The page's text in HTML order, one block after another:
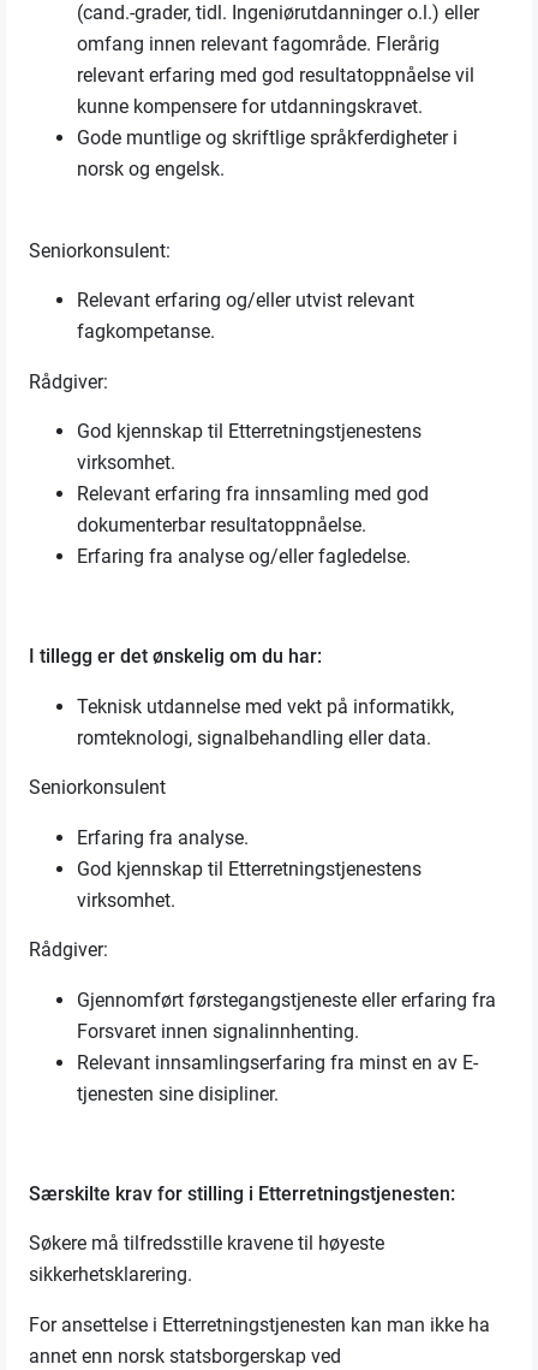
(cand.-grader, tidl. Ingeniørutdanninger o.l.) eller
omfang innen relevant fagområde. Flerårig
relevant erfaring med god resultatoppnåelse vil
kunne kompensere for utdanningskravet.
Gode muntlige og skriftlige språkferdigheter i
norsk og engelsk.
Seniorkonsulent:
Relevant erfaring og/eller utvist relevant
fagkompetanse.
Rådgiver:
God kjennskap til Etterretningstjenestens
virksomhet.
Relevant erfaring fra innsamling med god
dokumenterbar resultatoppnåelse.
Erfaring fra analyse og/eller fagledelse.
I tillegg er det ønskelig om du har:
Teknisk utdannelse med vekt på informatikk,
romteknologi, signalbehandling eller data.
Seniorkonsulent
Erfaring fra analyse.
God kjennskap til Etterretningstjenestens
virksomhet.
Rådgiver:
Gjennomført førstegangstjeneste eller erfaring fra
Forsvaret innen signalinnhenting.
Relevant innsamlingserfaring fra minst en av E-
tjenesten sine disipliner.
Særskilte krav for stilling i Etterretningstjenesten:
Søkere må tilfredsstille kravene til høyeste
sikkerhetsklarering.
For ansettelse i Etterretningstjenesten kan man ikke ha
annet enn norsk statsborgerskap ved